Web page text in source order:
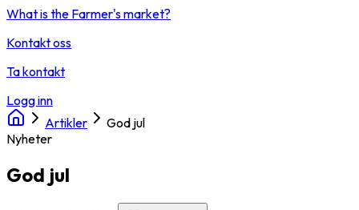
What is the Farmer's market?
Kontakt oss
Ta kontakt
Logg inn
Artikler
God jul
Nyheter
God jul